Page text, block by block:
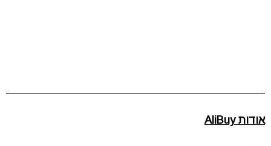
אודות AliBuy